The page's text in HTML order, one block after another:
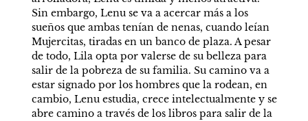
Sin embargo, Lenu se va a acercar más a los
sueños que ambas tenían de nenas, cuando leían
Mujercitas, tiradas en un banco de plaza. A pesar
de todo, Lila opta por valerse de su belleza para
salir de la pobreza de su familia. Su camino va a
estar signado por los hombres que la rodean, en
cambio, Lenu estudia, crece intelectualmente y se
abre camino a través de los libros para salir de la